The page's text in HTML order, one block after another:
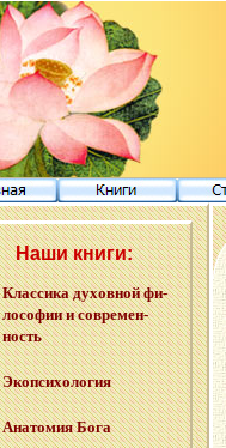
Наши книги:
Клас­си­ка ду­хов­ной фи­
ло­со­фии и со­вре­мен­
ность
Эко­пси­хо­ло­гия
Ана­то­мия Бога